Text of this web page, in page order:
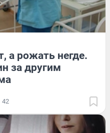
а рожать негде.
за другим
42